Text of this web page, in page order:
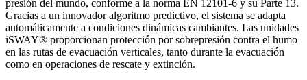
presión del mundo, conforme a la norma EN 12101-6 y su Parte 13.
Gracias a un innovador algoritmo predictivo, el sistema se adapta
automáticamente a condiciones dinámicas cambiantes. Las unidades
iSWAY® proporcionan protección por sobrepresión contra el humo
en las rutas de evacuación verticales, tanto durante la evacuación
como en operaciones de rescate y extinción.